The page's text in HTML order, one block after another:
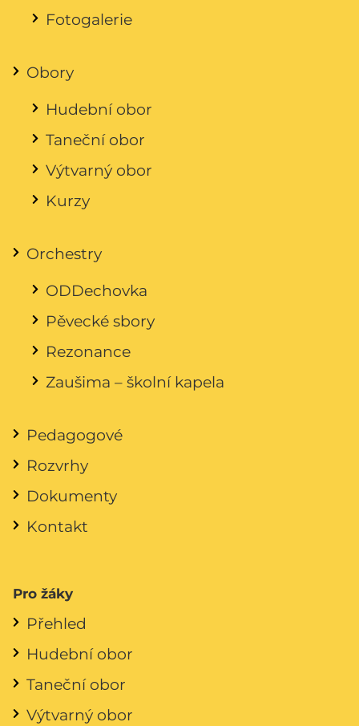
Fotogalerie
Obory
Hudební obor
Taneční obor
Výtvarný obor
Kurzy
Orchestry
ODDechovka
Pěvecké sbory
Rezonance
Zaušima – školní kapela
Pedagogové
Rozvrhy
Dokumenty
Kontakt
Pro žáky
Přehled
Hudební obor
Taneční obor
Výtvarný obor